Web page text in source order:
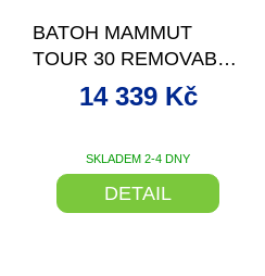
M
A
BATOH MAMMUT
TOUR 30 REMOVABLE
AIRBAG 3.0
SKLADEM 2-4 DNY
14 339 Kč
DETAIL